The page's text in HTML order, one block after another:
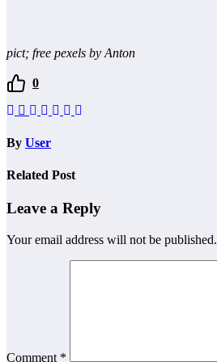
pict; free pexels by Anton
0
By User
Related Post
Leave a Reply
Your email address will not be published.
Comment *